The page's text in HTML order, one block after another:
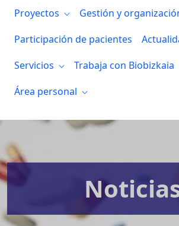
Proyectos
Gestión y
Participación de pacientes
Servicios
Trabaja con Biobizkaia
Área personal